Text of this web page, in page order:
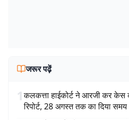
जरूर पढ़ें
1कलकत्ता हाईकोर्ट ने आरजी कर केस
रिपोर्ट, 28 अगस्त तक का दिया समय